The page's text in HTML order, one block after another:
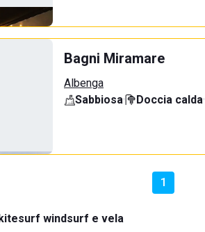
Bagni Miramare
Albenga
Sabbiosa· Doccia calda·
1
windsurf e vela